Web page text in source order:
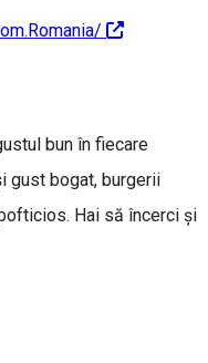
bun în fiecare
gust bogat, burgerii
Hai să încerci și